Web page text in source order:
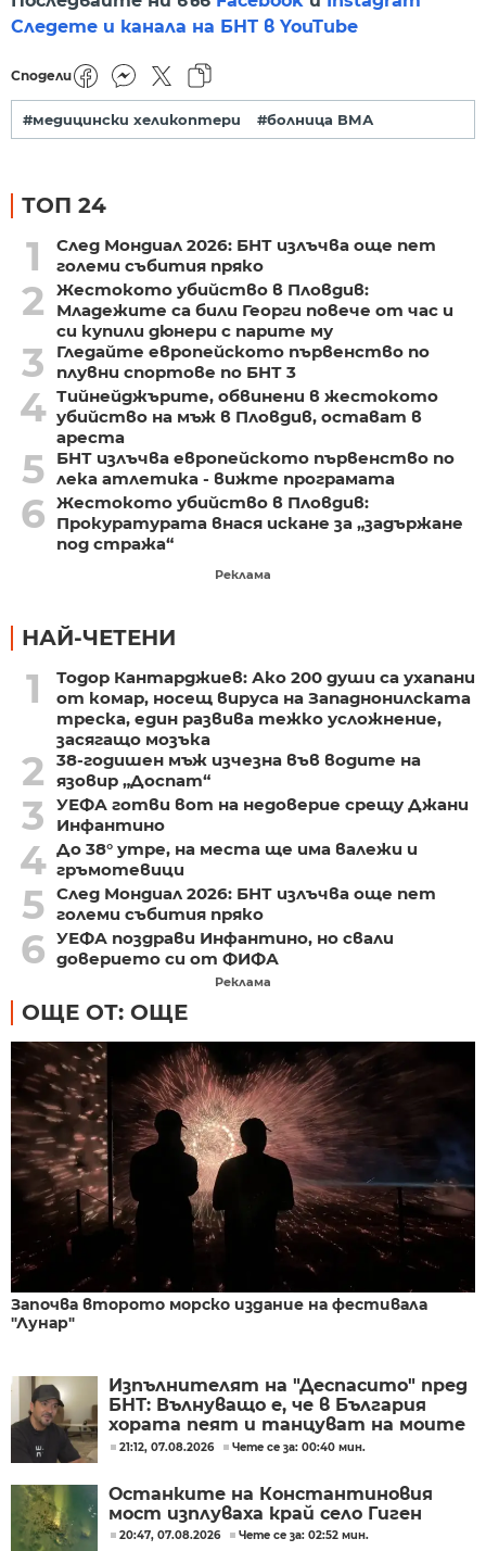
Следете и канала на БНТ в YouTube
Сподели
#медицински хеликоптери #болница ВМА
ТОП 24
1
След Мондиал 2026: БНТ излъчва още пет
големи събития пряко
2
Жестокото убийство в Пловдив:
Младежите са били Георги повече от час и
си купили дюнери с парите му
3
Гледайте европейското първенство по
плувни спортове по БНТ 3
4 Тийнейджърите, обвинени в жестокото
убийство на мъж в Пловдив, остават в
ареста
5
БНТ излъчва европейското първенство по
лека атлетика - вижте програмата
6 Жестокото убийство в Пловдив:
Прокуратурата внася искане за „задържане
под стража“
Реклама
НАЙ-ЧЕТЕНИ
1
Тодор Кантарджиев: Ако 200 души са ухапани
от комар, носещ вируса на Западнонилската
треска, един развива тежко усложнение,
засягащо мозъка
2
38-годишен мъж изчезна във водите на
язовир „Доспат“
3
УЕФА готви вот на недоверие срещу Джани
Инфантино
4 До 38° утре, на места ще има валежи и
гръмотевици
5 След Мондиал 2026: БНТ излъчва още пет
големи събития пряко
6 УЕФА поздрави Инфантино, но свали
доверието си от ФИФА
Реклама
ОЩЕ ОТ: ОЩЕ
Започва второто морско издание на фестивала
"Лунар"
Изпълнителят на "Деспасито" пред
БНТ: Вълнуващо е, че в България
хората пеят и танцуват на моите
песни
21:12, 07.08.2026 Чете се за: 00:40 мин.
Останките на Константиновия
мост изплуваха край село Гиген
20:47, 07.08.2026 Чете се за: 02:52 мин.